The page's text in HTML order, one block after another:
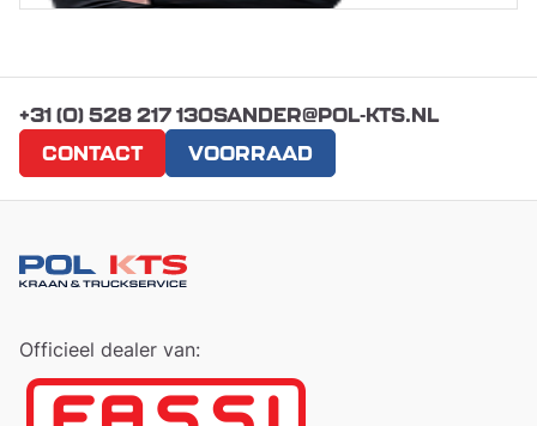
+31 (0) 528 217 130SANDER@POL-KTS.NL
CONTACT
VOORRAAD
Officieel dealer van: